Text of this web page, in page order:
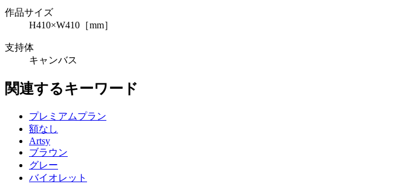
作品サイズ
H410×W410［mm］
支持体
キャンバス
関連するキーワード
プレミアムプラン
額なし
Artsy
ブラウン
グレー
バイオレット